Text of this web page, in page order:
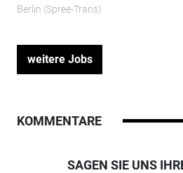
Berlin (Spree-Trans)
weitere Jobs
KOMMENTARE
SAGEN SIE UNS